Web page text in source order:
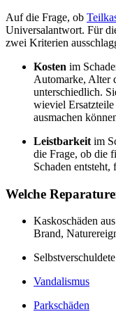
Auf die Frage, ob
Universalantwort. Für
zwei Kriterien
Kosten im
Automarke, Alter
unterschiedlich.
wieviel
ausmachen
Leistbarkeit im
die Frage, ob die
Schaden entsteht,
Welche
Kaskoschäden
Brand,
Vandalismus
Parkschäden